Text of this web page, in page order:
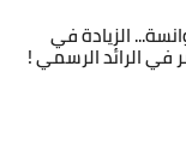
الزيادة في
في الرائد الرسمي !